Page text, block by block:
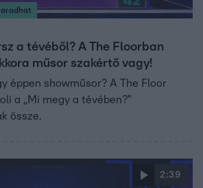
a tévéből? A The Floorban
műsor szakértő vagy!
éppen showműsor? A The Floor
a „Mi megy a tévében?”
össze.
2:39